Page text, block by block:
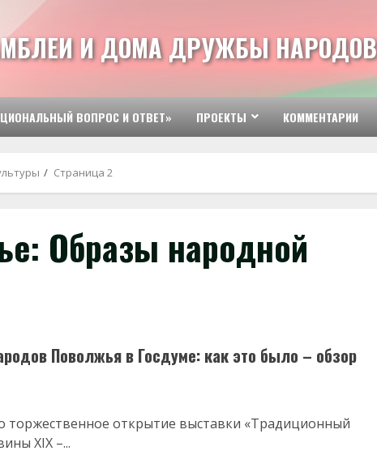
И ДОМА ДРУЖБЫ НАРОДОВ
ВОПРОС И ОТВЕТ» ПРОЕКТЫ КОММЕНТАРИИ
Страница 2
Образы народной
Поволжья в Госдуме: как это было – обзор
торжественное открытие выставки «Традиционный
XIX –...